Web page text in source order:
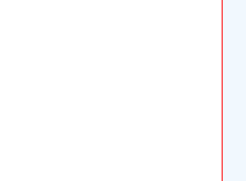
6月13日莆田市涵江区人民发展服务中心涵购
重庆一般纳税人申请：重庆代办公司注册、
《小艾上班记——真账实操教你学会计》doc下
真账实操——从手工建账到报表制作-会计实务